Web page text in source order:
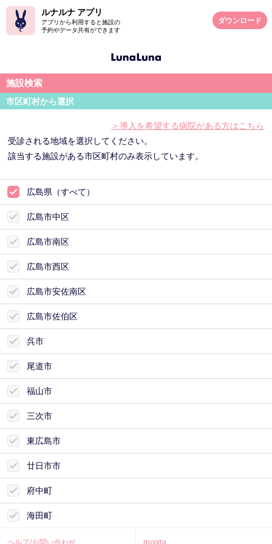
ルナルナ アプリ
アプリから利用すると施設の
予約やデータ共有ができます
ダウンロード
施設検索
市区町村から選択
＞導入を希望する病院がある方はこちら
受診される地域を選択してください。
該当する施設がある市区町村のみ表示しています。
広島県（すべて）
広島市中区
広島市南区
広島市西区
広島市安佐南区
広島市佐伯区
呉市
尾道市
福山市
三次市
東広島市
廿日市市
府中町
海田町
ヘルプ/お問い合わせ mopita